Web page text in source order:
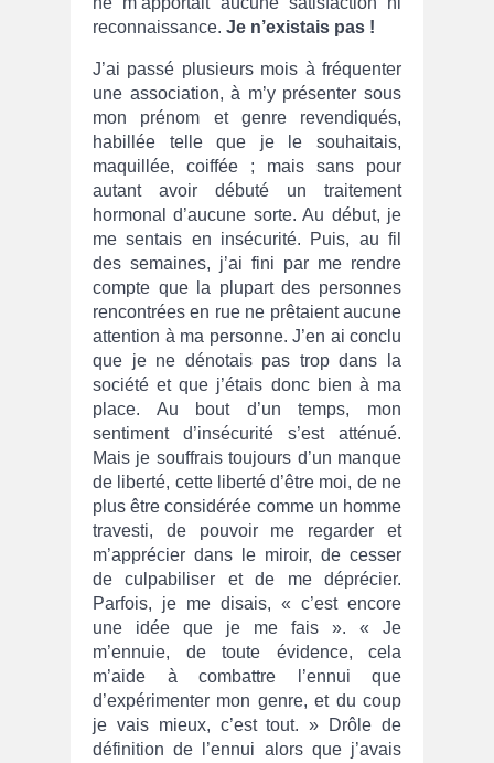
reconnaissance. Je n’existais pas !
J’ai passé plusieurs mois à fréquenter
une association, à m’y présenter sous
mon prénom et genre revendiqués,
habillée telle que je le souhaitais,
maquillée, coiffée ; mais sans pour
autant avoir débuté un traitement
hormonal d’aucune sorte. Au début, je
me sentais en insécurité. Puis, au fil
des semaines, j’ai fini par me rendre
compte que la plupart des personnes
rencontrées en rue ne prêtaient aucune
attention à ma personne. J’en ai conclu
que je ne dénotais pas trop dans la
société et que j’étais donc bien à ma
place. Au bout d’un temps, mon
sentiment d’insécurité s’est atténué.
Mais je souffrais toujours d’un manque
de liberté, cette liberté d’être moi, de ne
plus être considérée comme un homme
travesti, de pouvoir me regarder et
m’apprécier dans le miroir, de cesser
de culpabiliser et de me déprécier.
Parfois, je me disais, « c’est encore
une idée que je me fais ». « Je
m’ennuie, de toute évidence, cela
m’aide à combattre l’ennui que
d’expérimenter mon genre, et du coup
je vais mieux, c’est tout. » Drôle de
définition de l’ennui alors que j’avais